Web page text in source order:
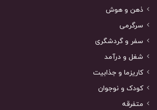
ذهن و هوش
سرگرمی
سفر و گردشگری
شغل و درآمد
کاریزما و جذابیت
کودک و نوجوان
متفرقه